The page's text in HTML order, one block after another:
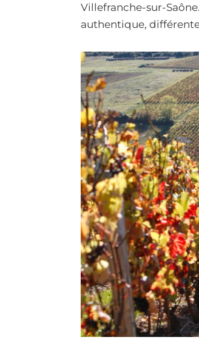
Villefranche-sur-
authentique,